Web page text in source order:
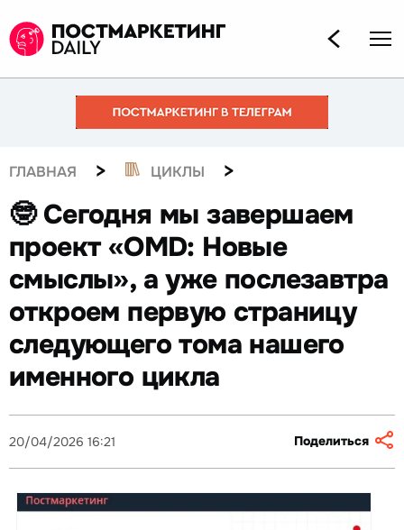
ГЛАВНАЯ > ЦИКЛЫ >
🤓 Сегодня мы завершаем
проект «OMD: Новые
смыслы», а уже послезавтра
откроем первую страницу
следующего тома нашего
именного цикла
20/04/2026 16:21 Поделиться